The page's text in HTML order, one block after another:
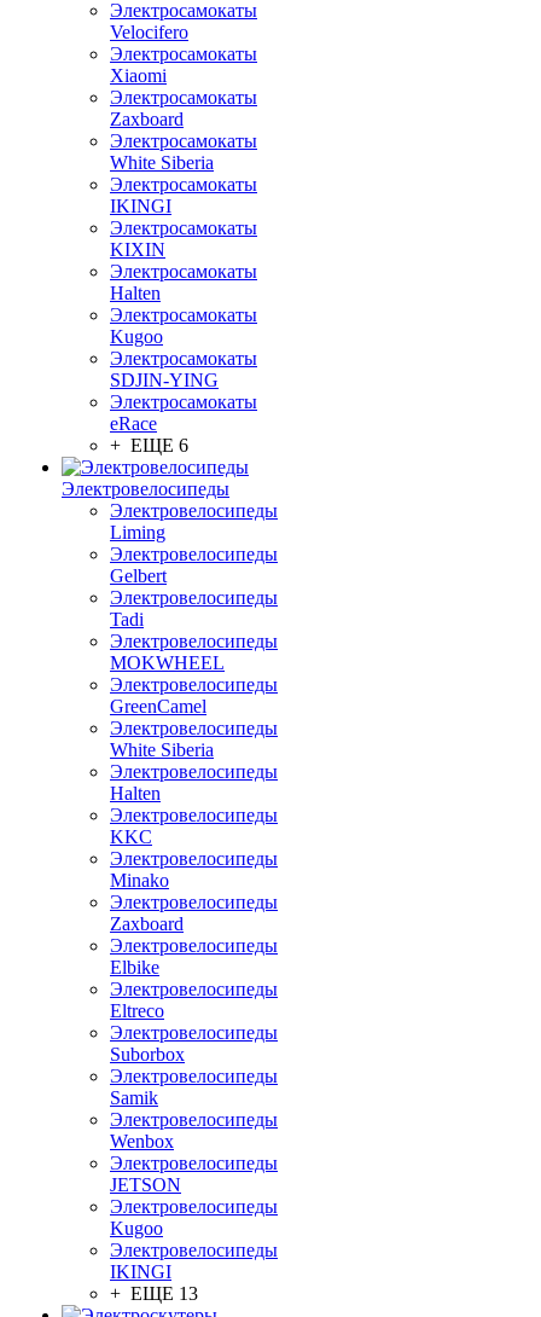
Электросамокаты
Velocifero
Электросамокаты
Xiaomi
Электросамокаты
Zaxboard
Электросамокаты
White Siberia
Электросамокаты
IKINGI
Электросамокаты
KIXIN
Электросамокаты
Halten
Электросамокаты
Kugoo
Электросамокаты
SDJIN-YING
Электросамокаты
eRace
+ ЕЩЕ 6
Электровелосипеды
Электровелосипеды
Liming
Электровелосипеды
Gelbert
Электровелосипеды
Tadi
Электровелосипеды
MOKWHEEL
Электровелосипеды
GreenCamel
Электровелосипеды
White Siberia
Электровелосипеды
Halten
Электровелосипеды
KKC
Электровелосипеды
Minako
Электровелосипеды
Zaxboard
Электровелосипеды
Elbike
Электровелосипеды
Eltreco
Электровелосипеды
Suborbox
Электровелосипеды
Samik
Электровелосипеды
Wenbox
Электровелосипеды
JETSON
Электровелосипеды
Kugoo
Электровелосипеды
IKINGI
+ ЕЩЕ 13